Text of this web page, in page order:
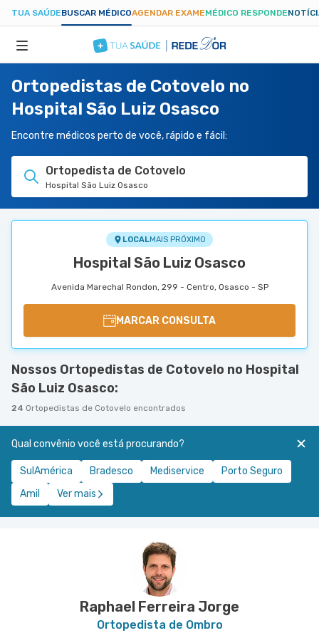
TUA SAÚDEBUSCAR MÉDICOAGENDAR EXAMEMÉDICO RESPONDE
ESPECIALIDADES
HOSPITAIS
TUASAUDE.COM
Ortopedistas de Cotovelo no
Hospital São Luiz Osasco
Encontre médicos perto de você, rápido e fácil:
Ortopedista de Cotovelo
Hospital São Luiz Osasco
LOCALMAIS PRÓXIMO
Hospital São Luiz Osasco
Avenida Marechal Rondon, 299 - Centro, Osasco - SP
MARCAR CONSULTA
Nossos Ortopedistas de Cotovelo no Hospital
São Luiz Osasco:
24 Ortopedistas de Cotovelo encontrados
Qual convênio você está procurando?
SulAmérica Bradesco Mediservice
Porto Seguro
Amil
Ver mais
Raphael Ferreira Jorge
Ortopedista de Ombro